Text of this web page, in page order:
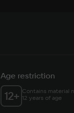
Age restriction
12+ Contains material
12 years of age